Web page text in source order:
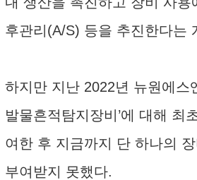
후관리(A/S) 등을 추진한다는
하지만 지난 2022년 뉴원에스
발물흔적탐지장비’에 대해 최
여한 후 지금까지 단 하나의
부여받지 못했다.